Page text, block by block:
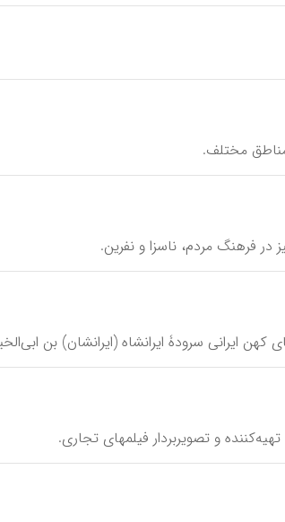
مناطق مختلف.
در فرهنگ مردم، ناسزا و نفرین.
سرودۀ ایرانشاه (ایرانشان) بن ابی‌الخیر در